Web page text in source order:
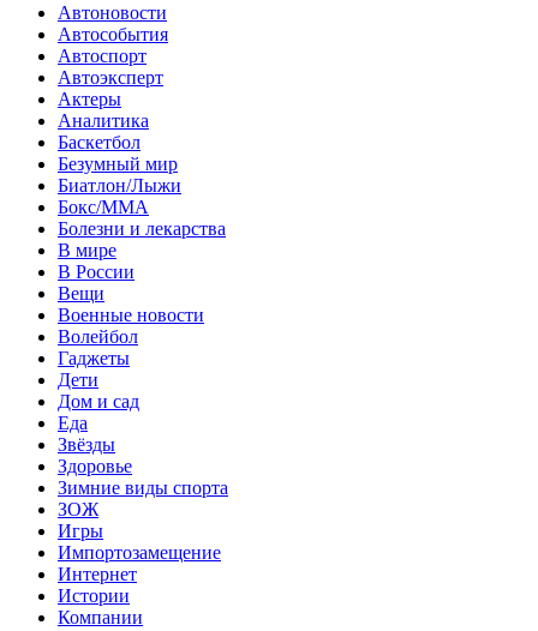
Автоновости
Автособытия
Автоспорт
Автоэксперт
Актеры
Аналитика
Баскетбол
Безумный мир
Биатлон/Лыжи
Бокс/MMA
Болезни и лекарства
В мире
В России
Вещи
Военные новости
Волейбол
Гаджеты
Дети
Дом и сад
Еда
Звёзды
Здоровье
Зимние виды спорта
ЗОЖ
Игры
Импортозамещение
Интернет
Истории
Компании